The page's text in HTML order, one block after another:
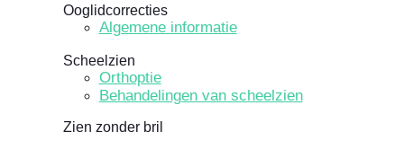
Ooglidcorrecties
Algemene informatie
Scheelzien
Orthoptie
Behandelingen van scheelzien
Zien zonder bril